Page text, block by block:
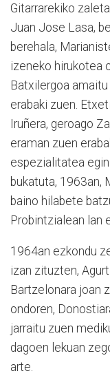
Gitarrarekiko
Juan Jose Lasa,
berehala,
izeneko hirukotea
Batxilergoa
erabaki zuen.
Iruñera, geroago
eraman zuen
espezialitatea
bukatuta, 1963an,
baino hilabete
Probintzialean lan
1964an ezkondu
izan zituzten,
Bartzelonara joan
ondoren,
jarraitu zuen
dagoen lekuan
arte.